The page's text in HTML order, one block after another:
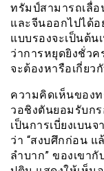
ทรัมป์สามารถเลื่อ
และจีนออกไปได้
แบบรองจะเป็นต้
ว่าการหยุดยิงชั่ว
จะต้องหารือเกี่ย
ความคิดเห็นของ
วอชิงตันยอมรับกร
เป็นการเบี่ยงเบน
ว่า “สงบศึกก่อน แ
ลำบาก” ของเขา